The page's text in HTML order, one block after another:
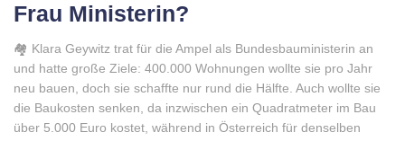
Frau Ministerin?
🏘 Klara Geywitz trat für die Ampel als Bundesbauministerin an
und hatte große Ziele: 400.000 Wohnungen wollte sie pro Jahr
neu bauen, doch sie schaffte nur rund die Hälfte. Auch wollte sie
die Baukosten senken, da inzwischen ein Quadratmeter im Bau
über 5.000 Euro kostet, während in Österreich für denselben